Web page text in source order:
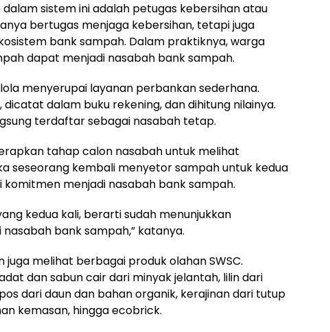
sistem ini adalah petugas kebersihan atau
bertugas menjaga kebersihan, tetapi juga
bank sampah. Dalam praktiknya, warga
dapat menjadi nasabah bank sampah.
menyerupai layanan perbankan sederhana.
dalam buku rekening, dan dihitung nilainya.
terdaftar sebagai nasabah tetap.
tahap calon nasabah untuk melihat
seseorang kembali menyetor sampah untuk kedua
komitmen menjadi nasabah bank sampah.
kedua kali, berarti sudah menunjukkan
bank sampah,” katanya.
juga melihat berbagai produk olahan SWSC.
dan sabun cair dari minyak jelantah, lilin dari
dari daun dan bahan organik, kerajinan dari tutup
kemasan, hingga ecobrick.